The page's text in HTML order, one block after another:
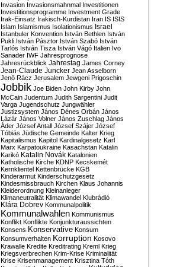
Invasion Invasionsmahnmal Investitionen
Investitionsprogramme Investment Grade
Irak-Einsatz Irakisch-Kurdistan Iran IS ISIS
Islam Islamismus Isolationismus Israel
Istanbuler Konvention István Bethlen István
Pukli István Pásztor István Szabó István
Tarlós István Tisza István Vágó Italien Ivo
Sanader IWF Jahresprognose
Jahresrückblick Jahrestag James Corney
Jean-Claude Juncker Jean Asselborn
Jenő Rácz Jerusalem Jewgeni Prigoschin
Jobbik Joe Biden John Kirby John
McCain Judentum Judith Sargentini Judit
Varga Jugendschutz Jungwähler
Justizsystem János Dénes Orbán János
Lázár János Volner János Zuschlag János
Áder József Antall József Szájer József
Tóbiás Jüdische Gemeinde Kalter Krieg
Kapitalismus Kapitol Kardinalgesetz Karl
Marx Karpatoukraine Kasachstan Katalin
Karikó Katalin Novák Katalonien
Katholische Kirche KDNP Kecskemét
Kernklientel Kettenbrücke KGB
Kinderarmut Kinderschutzgesetz
Kindesmissbrauch Kirchen Klaus Johannis
Kleiderordnung Kleinanleger
Klimaneutralität Klimawandel Klubrádió
Klára Dobrev Kommunalpolitik
Kommunalwahlen Kommunismus
Konflikt Konflikte Konjunkturaussichten
Konsens Konservative Konsum
Konsumverhalten Korruption Kosovo
Krawalle Kredite Kreditrating Kreml Krieg
Kriegsverbrechen Krim-Krise Kriminalität
Krise Krisenmanagement Krisztina Tóth